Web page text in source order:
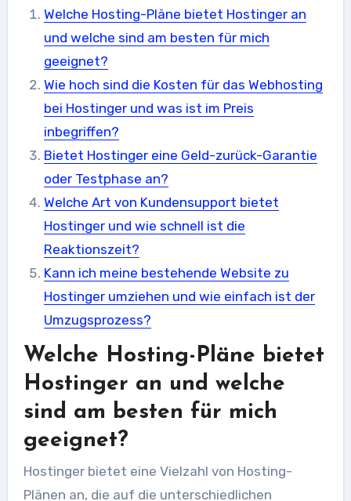
Welche Hosting-Pläne bietet Hostinger an
und welche sind am besten für mich
geeignet?
Wie hoch sind die Kosten für das Webhosting
bei Hostinger und was ist im Preis
inbegriffen?
Bietet Hostinger eine Geld-zurück-Garantie
oder Testphase an?
Welche Art von Kundensupport bietet
Hostinger und wie schnell ist die
Reaktionszeit?
Kann ich meine bestehende Website zu
Hostinger umziehen und wie einfach ist der
Umzugsprozess?
Welche Hosting-Pläne bietet
Hostinger an und welche
sind am besten für mich
geeignet?
Hostinger bietet eine Vielzahl von Hosting-
Plänen an, die auf die unterschiedlichen